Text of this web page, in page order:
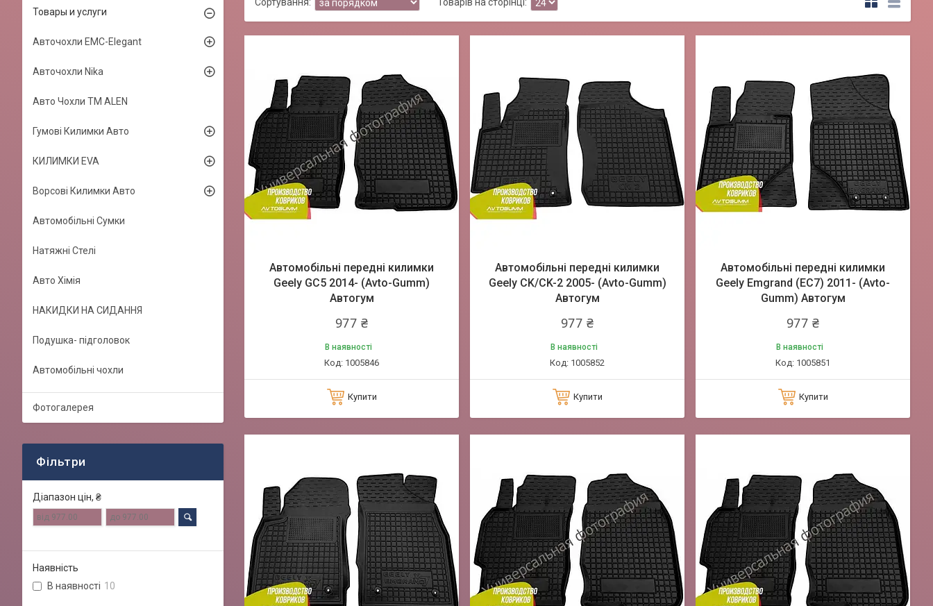
Автомобільні передні килимки
Geely GC5 2014- (Avto-Gumm)
Автогум
977 ₴
В наявності
1005846
Купити
Автомобільні передні килимки
Geely CK/CK-2 2005- (Avto-Gumm)
Автогум
977 ₴
В наявності
1005852
Купити
Автомобільні передні килимки
Geely Emgrand (EC7) 2011- (Avto-
Gumm) Автогум
977 ₴
В наявності
1005851
Купити
Товары и услуги
Авточохли EMC-Elegant
Авточохли Nika
Авто Чохли TM ALEN
Гумові Килимки Авто
КИЛИМКИ EVA
Ворсові Килимки Авто
Автомобільні Сумки
Натяжні Стелі
Авто Хімія
НАКИДКИ НА СИДАННЯ
Подушка- підголовок
Автомобільні чохли
Фотогалерея
Фільтри
Діапазон цін, ₴
Наявність
В наявності 10